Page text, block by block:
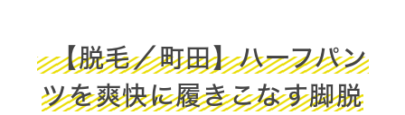
【脱毛／町田】ハーフパン
ツを爽快に履きこなす脚脱